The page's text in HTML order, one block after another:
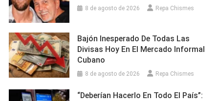
8 de agosto de 2026 Repa Chismes
Bajón Inesperado De Todas Las
Divisas Hoy En El Mercado Informal
Cubano
8 de agosto de 2026 Repa Chismes
“Deberían Hacerlo En Todo El País”: